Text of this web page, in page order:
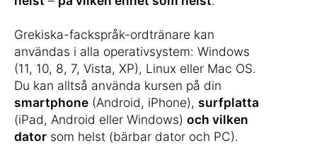
Grekiska-fackspråk-ordtränare kan
användas i alla operativsystem: Windows
(11, 10, 8, 7, Vista, XP), Linux eller Mac OS.
Du kan alltså använda kursen på din
smartphone (Android, iPhone), surfplatta
(iPad, Android eller Windows) och vilken
dator som helst (bärbar dator och PC).